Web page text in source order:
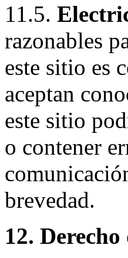
11.5.
razonables
este sitio es
aceptan
este sitio
o contener
brevedad.
12.